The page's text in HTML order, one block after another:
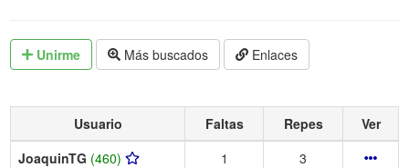
Unirme Más buscados Enlaces
Usuario Faltas Repes
Ver
JoaquinTG (460) 1
3